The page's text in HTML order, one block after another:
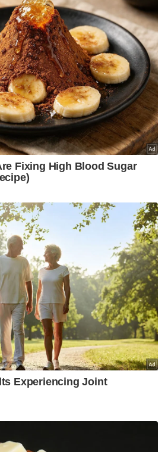
Etnik Sabah & Sarawak
Lain lain
VPoints:0
Disyorkan
Amil lonjak kutipan
digital hampir 10 kali
ini